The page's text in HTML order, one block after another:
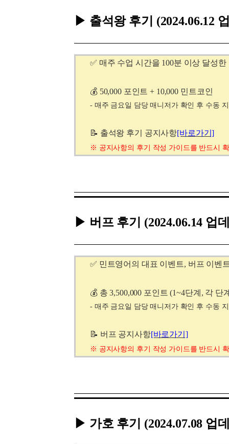
▶ 출석왕 후기 (2024.06.12
✅ 매주 수업 시간을 100분 이상 달성
💰 50,000 포인트 + 10,000 민트코인
- 매주 금요일 담당 매니저가 확인 후 수동
📝 출석왕 후기 공지사항[바로가기]
※ 공지사항의 후기 작성 가이드를 반드시
▶ 버프 후기 (2024.06.14 업
✅ 민트영어의 대표 이벤트, 버프 이벤
💰 총 3,500,000 포인트 (1~4단계, 각
- 매주 금요일 담당 매니저가 확인 후 수동
📝 버프 공지사항[바로가기]
※ 공지사항의 후기 작성 가이드를 반드시
▶ 가호 후기 (2024.07.08 업